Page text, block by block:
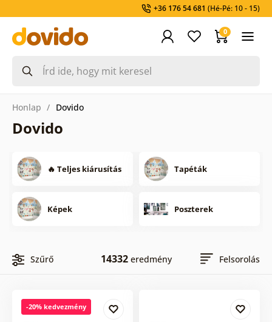
+36 176 54 681 (Hé-Pé: 10 - 15)
0
Honlap Dovido
Dovido
🔥 Teljes kiárusítás Tapéták
Képek Poszterek
Szűrő 14332eredmény Felsorolás
-20% kedvezmény